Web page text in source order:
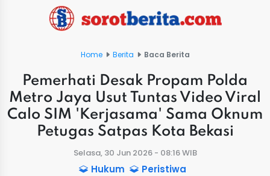
Home Berita Baca Berita
Pemerhati Desak Propam Polda
Metro Jaya Usut Tuntas Video Viral
Calo SIM 'Kerjasama' Sama Oknum
Petugas Satpas Kota Bekasi
Selasa, 30 Jun 2026 - 08:16 WIB
Hukum Peristiwa